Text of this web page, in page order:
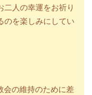
二人の幸運をお祈り
のを楽しみにしてい
の維持のために差